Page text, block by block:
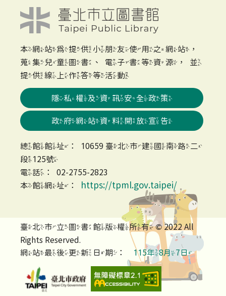
本網站為提供小朋友使用之網站，
蒐集兒童圖書、電子書等資源，並
提供線上作答等活動
隱私權及資訊安全政策
政府網站資料開放宣告
總館館址：10659 臺北市建國南路二
段125號
電話：02-2755-2823
本館網址：
https://tpml.gov.taipei/
臺北市立圖書館版權所有 © 2022 All
Rights Reserved.
網站最後更新日期：
115年8月7日